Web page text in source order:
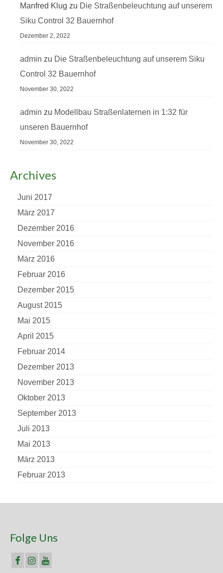
Manfred Klug zu Die Straßenbeleuchtung auf unserem
Siku Control 32 Bauernhof
Dezember 2, 2022
admin zu Die Straßenbeleuchtung auf unserem Siku
Control 32 Bauernhof
November 30, 2022
admin zu Modellbau Straßenlaternen in 1:32 für
unseren Bauernhof
November 30, 2022
Archives
Juni 2017
März 2017
Dezember 2016
November 2016
März 2016
Februar 2016
Dezember 2015
August 2015
Mai 2015
April 2015
Februar 2014
Dezember 2013
November 2013
Oktober 2013
September 2013
Juli 2013
Mai 2013
März 2013
Februar 2013
Folge Uns